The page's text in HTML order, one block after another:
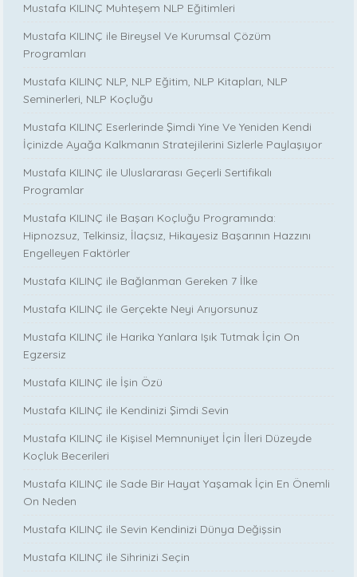
Mustafa KILINÇ Muhteşem NLP Eğitimleri
Mustafa KILINÇ ile Bireysel Ve Kurumsal Çözüm
Programları
Mustafa KILINÇ NLP, NLP Eğitim, NLP Kitapları, NLP
Seminerleri, NLP Koçluğu
Mustafa KILINÇ Eserlerinde Şimdi Yine Ve Yeniden Kendi
İçinizde Ayağa Kalkmanın Stratejilerini Sizlerle Paylaşıyor
Mustafa KILINÇ ile Uluslararası Geçerli Sertifikalı
Programlar
Mustafa KILINÇ ile Başarı Koçluğu Programında:
Hipnozsuz, Telkinsiz, İlaçsız, Hikayesiz Başarının Hazzını
Engelleyen Faktörler
Mustafa KILINÇ ile Bağlanman Gereken 7 İlke
Mustafa KILINÇ ile Gerçekte Neyi Arıyorsunuz
Mustafa KILINÇ ile Harika Yanlara Işık Tutmak İçin On
Egzersiz
Mustafa KILINÇ ile İşin Özü
Mustafa KILINÇ ile Kendinizi Şimdi Sevin
Mustafa KILINÇ ile Kişisel Memnuniyet İçin İleri Düzeyde
Koçluk Becerileri
Mustafa KILINÇ ile Sade Bir Hayat Yaşamak İçin En Önemli
On Neden
Mustafa KILINÇ ile Sevin Kendinizi Dünya Değişsin
Mustafa KILINÇ ile Sihrinizi Seçin